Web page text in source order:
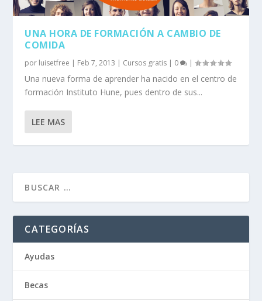
UNA HORA DE FORMACIÓN A CAMBIO DE
COMIDA
por luisetfree | Feb 7, 2013 | Cursos gratis | 0 |
Una nueva forma de aprender ha nacido en el centro de
formación Instituto Hune, pues dentro de sus...
LEE MAS
CATEGORÍAS
Ayudas
Becas